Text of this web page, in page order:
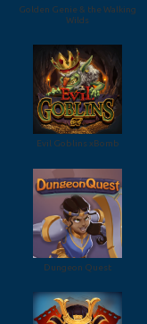
Golden Genie & the Walking
Wilds
Evil Goblins xBomb
Dungeon Quest